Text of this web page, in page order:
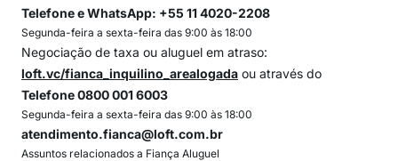
Telefone e WhatsApp: +55 11 4020-2208
Segunda-feira a sexta-feira das 9:00 às 18:00
Negociação de taxa ou aluguel em atraso:
loft.vc/fianca_inquilino_arealogada ou através do
Telefone 0800 001 6003
Segunda-feira a sexta-feira das 9:00 às 18:00
atendimento.fianca@loft.com.br
Assuntos relacionados a Fiança Aluguel